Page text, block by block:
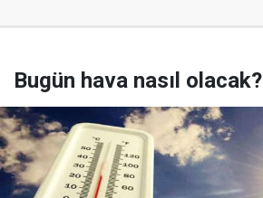
Bugün hava nasıl olacak?